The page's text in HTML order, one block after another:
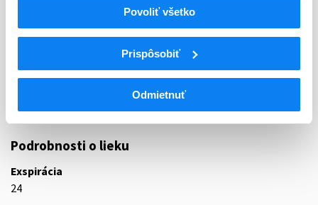
Povoliť všetko
Prispôsobiť
Odmietnuť
C10
HYPOLIPIDEMIKÁ
HYPOLIPIDEMIKÁ, KOMBINÁCIE
C10BA
Kombinácie rôznych liečiv upravujúcich
hladinu lipidov
Podrobnosti o lieku
Exspirácia
24